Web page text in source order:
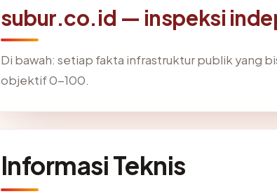
subur.co.id — inspeksi
Di bawah: setiap fakta infrastruktur publik yang
objektif 0-100.
Informasi Teknis